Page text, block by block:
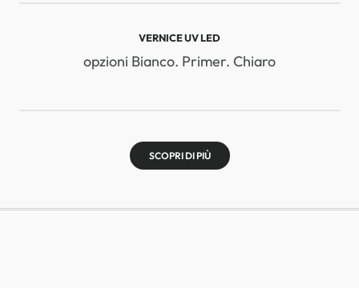
VERNICE UV LED
opzioni Bianco. Primer. Chiaro
SCOPRI DI PIÙ